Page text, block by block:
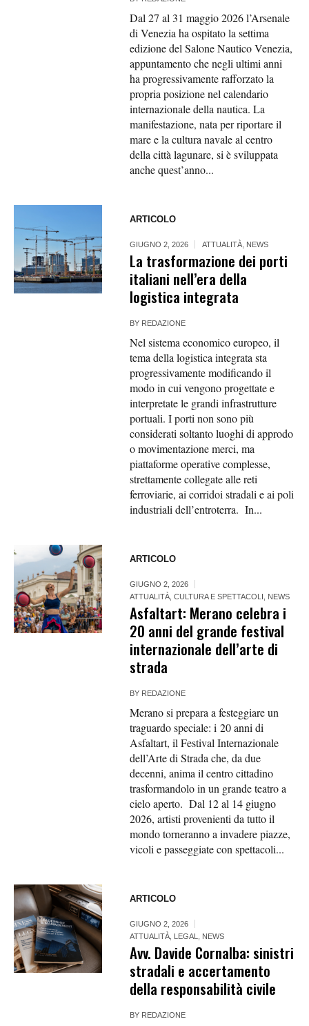
Dal 27 al 31 maggio 2026 l’Arsenale
di Venezia ha ospitato la settima
edizione del Salone Nautico Venezia,
appuntamento che negli ultimi anni
ha progressivamente rafforzato la
propria posizione nel calendario
internazionale della nautica. La
manifestazione, nata per riportare il
mare e la cultura navale al centro
della città lagunare, si è sviluppata
anche quest’anno...
ARTICOLO
GIUGNO 2, 2026 ATTUALITÀ NEWS
La trasformazione dei porti
italiani nell’era della
logistica integrata
BY REDAZIONE
Nel sistema economico europeo, il
tema della logistica integrata sta
progressivamente modificando il
modo in cui vengono progettate e
interpretate le grandi infrastrutture
portuali. I porti non sono più
considerati soltanto luoghi di approdo
o movimentazione merci, ma
piattaforme operative complesse,
strettamente collegate alle reti
ferroviarie, ai corridoi stradali e ai poli
industriali dell’entroterra. In...
ARTICOLO
GIUGNO 2, 2026
ATTUALITÀ ,CULTURA E SPETTACOLI NEWS
Asfaltart: Merano celebra i
20 anni del grande festival
internazionale dell’arte di
strada
BY REDAZIONE
Merano si prepara a festeggiare un
traguardo speciale: i 20 anni di
Asfaltart, il Festival Internazionale
dell’Arte di Strada che, da due
decenni, anima il centro cittadino
trasformandolo in un grande teatro a
cielo aperto. Dal 12 al 14 giugno
2026, artisti provenienti da tutto il
mondo torneranno a invadere piazze,
vicoli e passeggiate con spettacoli...
ARTICOLO
GIUGNO 2, 2026
ATTUALITÀ LEGAL NEWS
Avv. Davide Cornalba: sinistri
stradali e accertamento
della responsabilità civile
BY REDAZIONE